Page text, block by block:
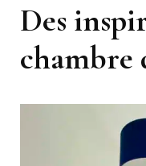
Des
chambre